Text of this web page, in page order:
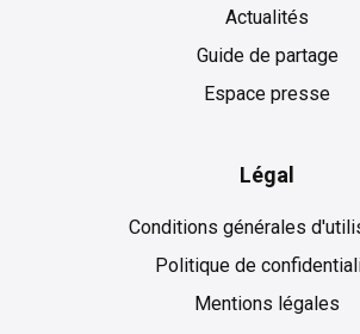
Actualités
Guide de partage
Espace presse
Légal
Conditions générales
Politique de
Mentions légales